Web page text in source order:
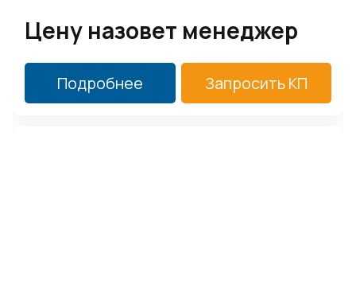
Цену назовет менеджер
Подробнее Запросить КП